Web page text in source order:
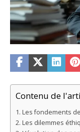
Contenu de
Les fondements
Les dilemmes